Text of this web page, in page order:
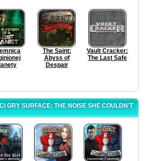
The Saint:
Abyss of
Despair
Vault Cracker:
The Last Safe
GRY SURFACE: THE NOISE SHE COULDN'T